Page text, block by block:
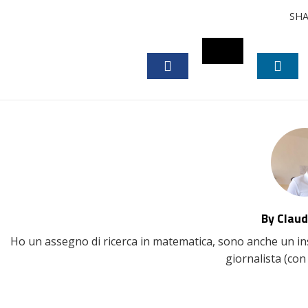
TWITTER
By
Ho un assegno di ricerca in matematica, sono anche un
giornalista